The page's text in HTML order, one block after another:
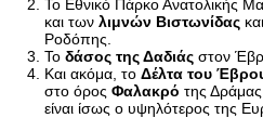
Το Εθνικό Πάρκο Ανατολικής
και των λιμνών Βιστωνίδας
Ροδόπης.
Το δάσος της Δαδιάς στον
Και ακόμα, το Δέλτα του
στο όρος Φαλακρό της
είναι ίσως ο υψηλότερος της